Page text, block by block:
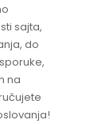
sajta,
do
na